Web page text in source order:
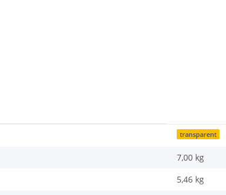
transparent
7,00 kg
5,46 kg